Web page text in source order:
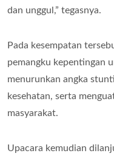
dan unggul,” tegasnya.
Pada kesempatan
pemangku kepentingan
menurunkan angka
kesehatan, serta
masyarakat.
Upacara kemudian